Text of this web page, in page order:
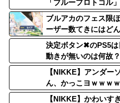
「ブループロトコル
ド」
ブルアカのフェス限
ーザー数てきにはど
決定ボタン✖のPS5
動きが無いのは何故？
【NIKKE】アンダー
ん、かっこヨｗｗｗ
【NIKKE】かわいす